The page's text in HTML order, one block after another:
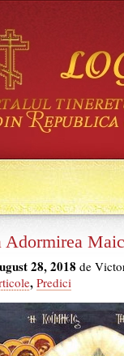
Adormirea
28, 2018 de
, Predici